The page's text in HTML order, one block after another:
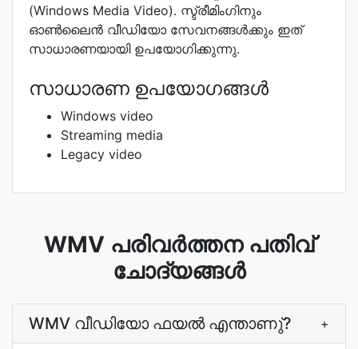
(Windows Media Video). സ്ട്രീമിംഗിനും
ഓൺലൈൻ വീഡിയോ സേവനങ്ങൾക്കും ഇത്
സാധാരണയായി ഉപയോഗിക്കുന്നു.
സാധാരണ ഉപയോഗങ്ങൾ
Windows video
Streaming media
Legacy video
WMV പരിവർത്തന പതിവ്
ചോദ്യങ്ങൾ
WMV വീഡിയോ ഫയല്‍ എന്താണു്? +